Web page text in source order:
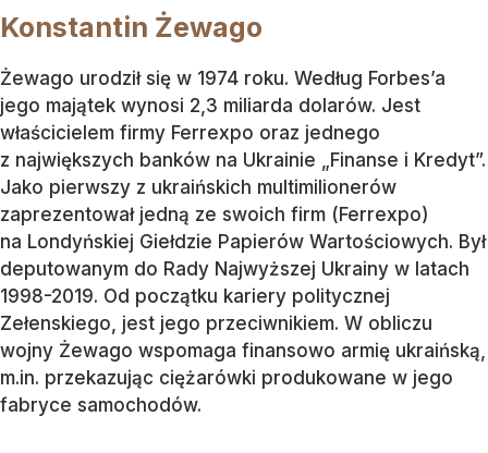
Konstantin Żewago
Żewago urodził się w 1974 roku. Według Forbes’a
jego majątek wynosi 2,3 miliarda dolarów. Jest
właścicielem firmy Ferrexpo oraz jednego
z największych banków na Ukrainie „Finanse i Kredyt”.
Jako pierwszy z ukraińskich multimilionerów
zaprezentował jedną ze swoich firm (Ferrexpo)
na Londyńskiej Giełdzie Papierów Wartościowych. Był
deputowanym do Rady Najwyższej Ukrainy w latach
1998-2019. Od początku kariery politycznej
Zełenskiego, jest jego przeciwnikiem. W obliczu
wojny Żewago wspomaga finansowo armię ukraińską,
m.in. przekazując ciężarówki produkowane w jego
fabryce samochodów.